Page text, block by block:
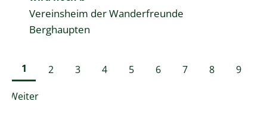
Vereinsheim der Wanderfreunde
Berghaupten
1 2 3 4 5 6 7 8 9
Weiter